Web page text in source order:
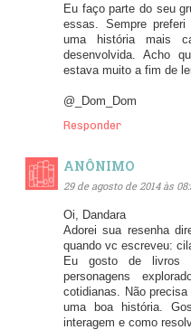
Eu faço parte do seu
essas. Sempre
uma história mais
desenvolvida. Acho
estava muito a fim de
@_Dom_Dom
Responder
ANÔNIMO
29 de agosto de 2014 às
Oi, Dandara
Adorei sua resenha
quando vc escreveu:
Eu gosto de livros
personagens
cotidianas. Não
uma boa história.
interagem e como